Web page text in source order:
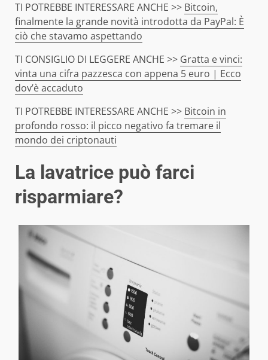
TI POTREBBE INTERESSARE ANCHE >> Bitcoin,
finalmente la grande novità introdotta da PayPal: È
ciò che stavamo aspettando
TI CONSIGLIO DI LEGGERE ANCHE >> Gratta e vinci:
vinta una cifra pazzesca con appena 5 euro | Ecco
dov’è accaduto
TI POTREBBE INTERESSARE ANCHE >> Bitcoin in
profondo rosso: il picco negativo fa tremare il
mondo dei criptonauti
La lavatrice può farci
risparmiare?